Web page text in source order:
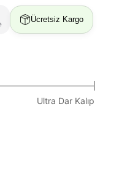
Ücretsiz Kargo
Ultra Dar Kalıp
göster